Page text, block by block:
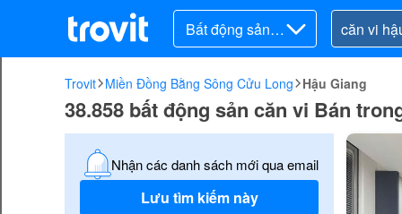
Bất động sản ra
o bán
Trovit Miền Đồng Bằng Sông Cửu Long Hậu Giang
38.858 bất động sản căn vi Bán
Nhận các danh sách mới qua email
Lưu tìm kiếm này